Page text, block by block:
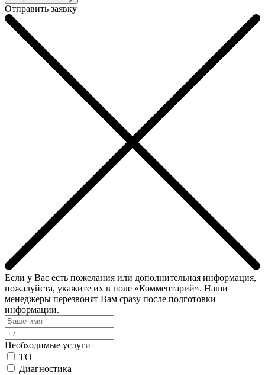
Отправить заявку
Если у Вас есть пожелания или дополнительная информация,
пожалуйста, укажите их в поле «Комментарий». Наши
менеджеры перезвонят Вам сразу после подготовки
информации.
Необходимые услуги
ТО
Диагностика